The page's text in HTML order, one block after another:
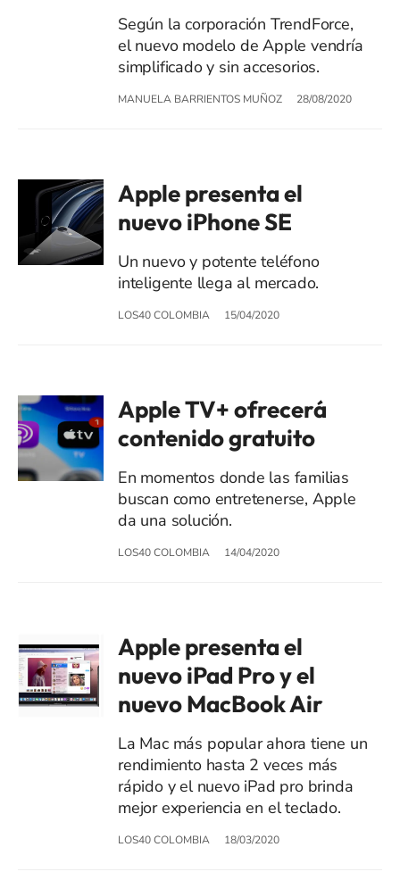
Según la corporación TrendForce,
el nuevo modelo de Apple vendría
simplificado y sin accesorios.
MANUELA BARRIENTOS MUÑOZ 28/08/2020
Apple presenta el
nuevo iPhone SE
Un nuevo y potente teléfono
inteligente llega al mercado.
LOS40 COLOMBIA 15/04/2020
Apple TV+ ofrecerá
contenido gratuito
En momentos donde las familias
buscan como entretenerse, Apple
da una solución.
LOS40 COLOMBIA 14/04/2020
Apple presenta el
nuevo iPad Pro y el
nuevo MacBook Air
La Mac más popular ahora tiene un
rendimiento hasta 2 veces más
rápido y el nuevo iPad pro brinda
mejor experiencia en el teclado.
LOS40 COLOMBIA 18/03/2020